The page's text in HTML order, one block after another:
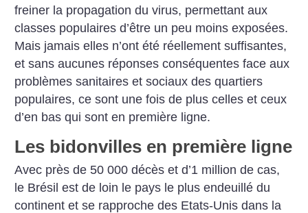
freiner la propagation du virus, permettant aux
classes populaires d’être un peu moins exposées.
Mais jamais elles n’ont été réellement suffisantes,
et sans aucunes réponses conséquentes face aux
problèmes sanitaires et sociaux des quartiers
populaires, ce sont une fois de plus celles et ceux
d’en bas qui sont en première ligne.
Les bidonvilles en première ligne
Avec près de 50 000 décès et d’1 million de cas,
le Brésil est de loin le pays le plus endeuillé du
continent et se rapproche des Etats-Unis dans la